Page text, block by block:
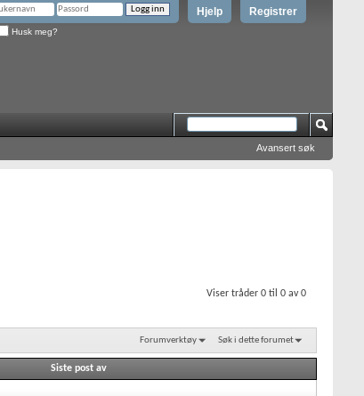
Registrer
Hjelp
Husk meg?
Avansert søk
Viser tråder 0 til 0 av 0
Forumverktøy Søk i dette forumet
Siste post av